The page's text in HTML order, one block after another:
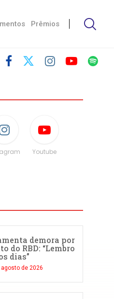
Prêmios
Youtube
demora por
do RBD: “Lembro
dias”
agosto de 2026